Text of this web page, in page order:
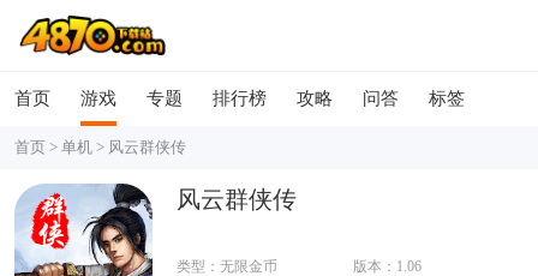
首页 游戏 专题 排行榜 攻略 问答 标签
首页 > 单机 > 风云群侠传
风云群侠传
类型：无限金币
版本：1.06